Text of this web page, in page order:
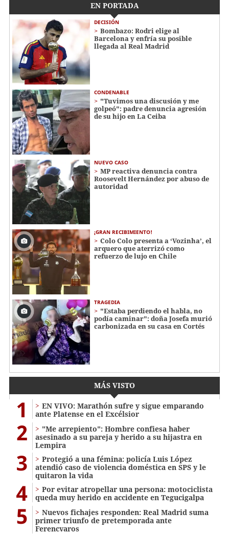
EN PORTADA
DECISIÓN
Bombazo: Rodri elige al
Barcelona y enfría su posible
llegada al Real Madrid
CONDENABLE
"Tuvimos una discusión y me
golpeó": padre denuncia agresión
de su hijo en La Ceiba
NUEVO CASO
MP reactiva denuncia contra
Roosevelt Hernández por abuso de
autoridad
¡GRAN RECIBIMIENTO!
Colo Colo presenta a ‘Vozinha’, el
arquero que aterrizó como
refuerzo de lujo en Chile
TRAGEDIA
"Estaba perdiendo el habla, no
podía caminar": doña Josefa murió
carbonizada en su casa en Cortés
MÁS VISTO
1
EN VIVO: Marathón sufre y sigue emparando
ante Platense en el Excélsior
2
"Me arrepiento": Hombre confiesa haber
asesinado a su pareja y herido a su hijastra en
Lempira
3
Protegió a una fémina: policía Luis López
atendió caso de violencia doméstica en SPS y le
quitaron la vida
4
Por evitar atropellar una persona: motociclista
queda muy herido en accidente en Tegucigalpa
5
Nuevos fichajes responden: Real Madrid suma
primer triunfo de pretemporada ante
Ferencvaros